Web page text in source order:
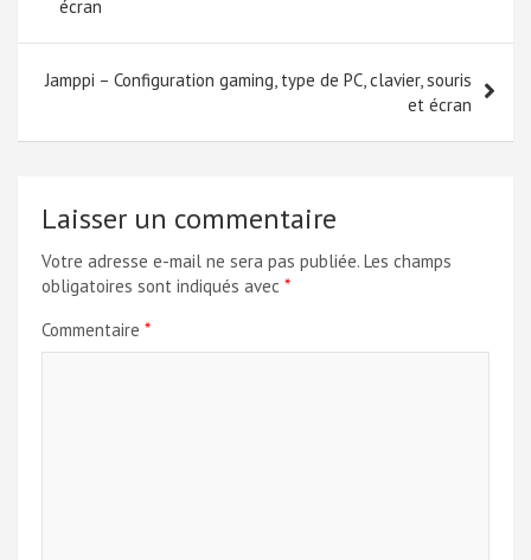
l’article
écran
Jamppi – Configuration gaming, type de PC, clavier, souris
et écran
Laisser un commentaire
Votre adresse e-mail ne sera pas publiée. Les champs
obligatoires sont indiqués avec *
Commentaire *